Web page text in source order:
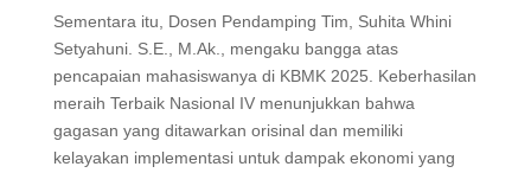
Sementara itu, Dosen Pendamping Tim, Suhita Whini
Setyahuni. S.E., M.Ak., mengaku bangga atas
pencapaian mahasiswanya di KBMK 2025. Keberhasilan
meraih Terbaik Nasional IV menunjukkan bahwa
gagasan yang ditawarkan orisinal dan memiliki
kelayakan implementasi untuk dampak ekonomi yang